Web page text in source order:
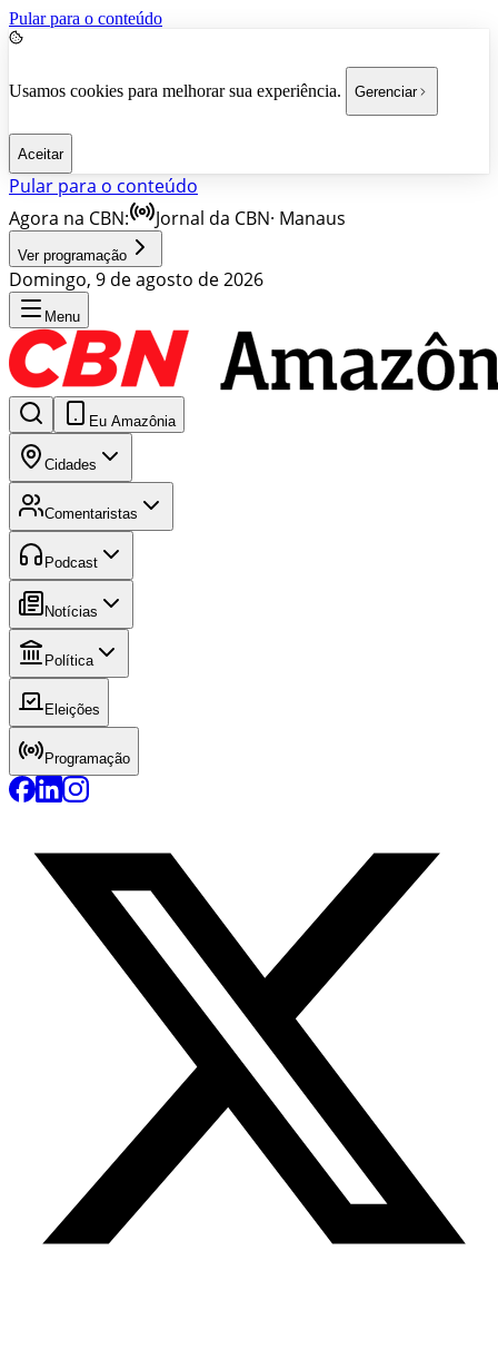
Pular para o conteúdo
Usamos cookies para melhorar sua experiência. Gerenciar
Aceitar
Pular para o conteúdo
Agora na CBN:
Jornal da CBN· Manaus
Ver programação
Domingo, 9 de agosto de 2026
Menu
Eu Amazônia
Cidades
Comentaristas
Podcast
Notícias
Política
Eleições
Programação